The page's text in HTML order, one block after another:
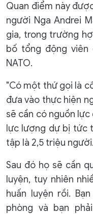
Quan điểm này
người Nga Andrei
gia, trong trường
bố tổng động viên
NATO.
"Có một thứ gọi là
đưa vào thực hiện
sẽ cần có nguồn
lực lượng dự bị tức
tập là 2,5 triệu người.
Sau đó họ sẽ cần
luyện, tuy nhiên
huấn luyện rồi.
phòng và bạn